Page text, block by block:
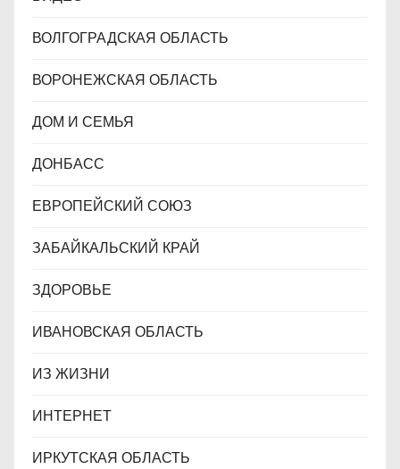
ВОЛГОГРАДСКАЯ ОБЛАСТЬ
ВОРОНЕЖСКАЯ ОБЛАСТЬ
ДОМ И СЕМЬЯ
ДОНБАСС
ЕВРОПЕЙСКИЙ СОЮЗ
ЗАБАЙКАЛЬСКИЙ КРАЙ
ЗДОРОВЬЕ
ИВАНОВСКАЯ ОБЛАСТЬ
ИЗ ЖИЗНИ
ИНТЕРНЕТ
ИРКУТСКАЯ ОБЛАСТЬ